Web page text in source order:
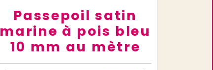
Passepoil satin
marine à pois bleu
10 mm au mètre